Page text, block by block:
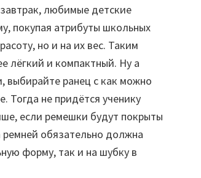
любимые детские
покупая атрибуты школьных
но и на их вес. Таким
лёгкий и компактный. Ну а
выбирайте ранец с как можно
Тогда не придётся ученику
если ремешки будут покрыты
обязательно должна
форму, так и на шубку в